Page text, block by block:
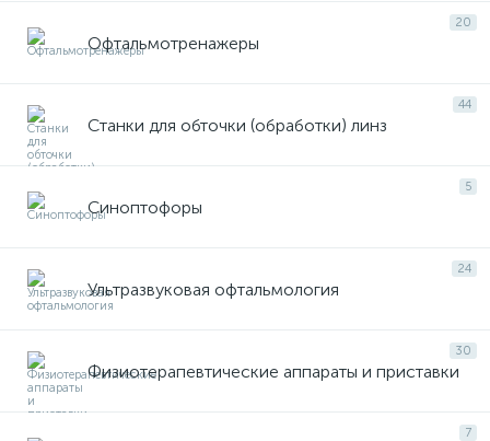
20
Офтальмотренажеры
44
Станки для обточки (обработки) линз
5
Синоптофоры
24
Ультразвуковая офтальмология
30
Физиотерапевтические аппараты и приставки
7